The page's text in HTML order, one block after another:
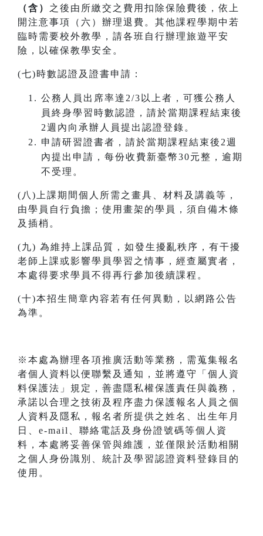
（含） 之後由所繳交之費用扣除保險費後，依上
開注意事項（六）辦理退費。其他課程學期中若
臨時需要校外教學，請各班自行辦理旅遊平安
險，以確保教學安全。
(七)時數認證及證書申請：
公務人員出席率達2/3以上者，可獲公務人
員終身學習時數認證，請於當期課程結束後
2週內向承辦人員提出認證登錄。
申請研習證書者，請於當期課程結束後2週
內提出申請，每份收費新臺幣30元整，逾期
不受理。
(八)上課期間個人所需之畫具、材料及講義等，
由學員自行負擔；使用畫架的學員，須自備木條
及插梢。
(九) 為維持上課品質，如發生擾亂秩序，有干擾
老師上課或影響學員學習之情事，經查屬實者，
本處得要求學員不得再行參加後續課程。
(十)本招生簡章內容若有任何異動，以網路公告
為準。
※本處為辦理各項推廣活動等業務，需蒐集報名
者個人資料以便聯繫及通知，並將遵守「個人資
料保護法」規定，善盡隱私權保護責任與義務，
承諾以合理之技術及程序盡力保護報名人員之個
人資料及隱私，報名者所提供之姓名、出生年月
日、e-mail、聯絡電話及身份證號碼等個人資
料，本處將妥善保管與維護，並僅限於活動相關
之個人身份識別、統計及學習認證資料登錄目的
使用。